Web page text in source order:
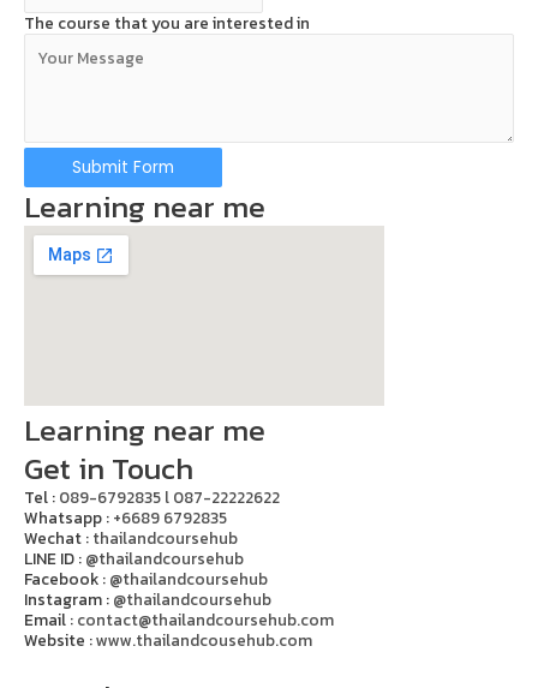
The course that you are interested in
Submit Form
Learning near me
Learning near me
Get in Touch
Tel : 089-6792835 l 087-22222622
Whatsapp : +6689 6792835
Wechat : thailandcoursehub
LINE ID : @thailandcoursehub
Facebook : @thailandcoursehub
Instagram : @thailandcoursehub
Email : contact@thailandcoursehub.com
Website :www.thailandcousehub.com